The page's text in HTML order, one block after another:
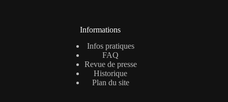
Informations
Infos pratiques
FAQ
Revue de presse
Historique
Plan du site